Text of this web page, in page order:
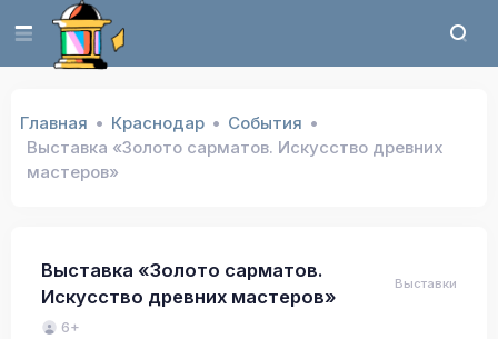
Главная Краснодар
События
Выставка «Золото сарматов. Искусство древних
мастеров»
Выставка «Золото сарматов.
Искусство древних мастеров»
Выставки
6+